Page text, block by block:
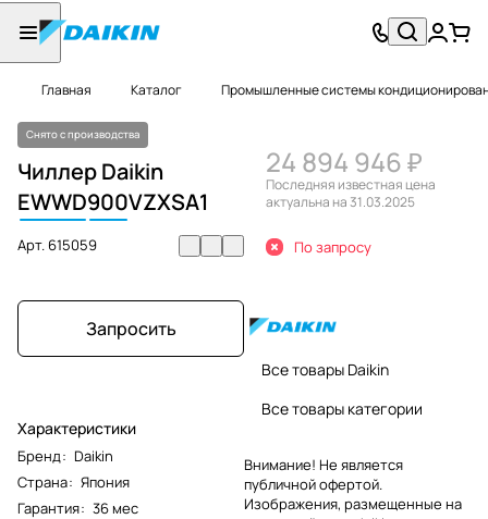
Главная Каталог Промышленные системы
Снято с производства
Чиллер Daikin
EWWD900VZXSA1
Арт.615059
Запросить
Характеристики
Бренд: Daikin
Страна: Япония
Гарантия: 36 мес
24 894 946 ₽
Последняя известная цена
актуальна на 31.03.2025
По запросу
Все товары Daikin
Все товары категории
Внимание! Не является
публичной офертой.
Изображения, размещенные на